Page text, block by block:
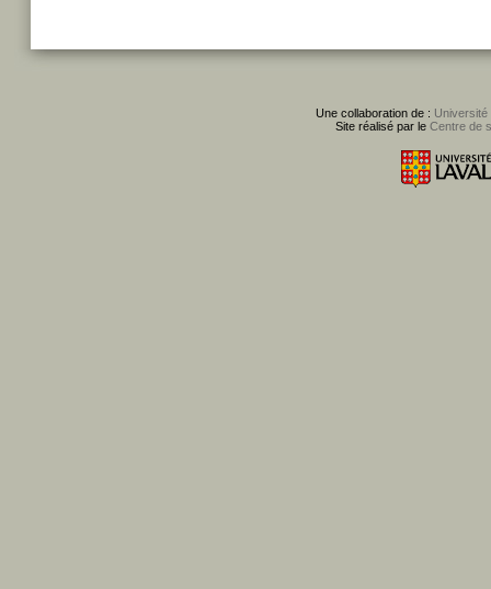
Une collaboration de : Université
Site réalisé par le Centre de